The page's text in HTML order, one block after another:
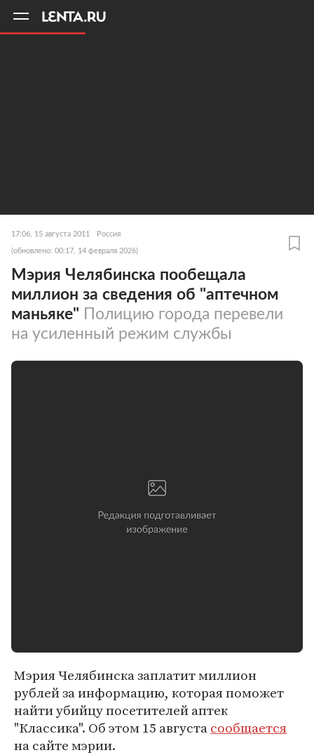
17:06, 15 августа 2011 Россия
(обновлено: 00:17, 14 февраля 2026)
Мэрия Челябинска пообещала
миллион за сведения об "аптечном
маньяке" Полицию города перевели
на усиленный режим службы
Мэрия Челябинска заплатит миллион
рублей за информацию, которая поможет
найти убийцу посетителей аптек
"Классика". Об этом 15 августасообщается
на сайте мэрии.